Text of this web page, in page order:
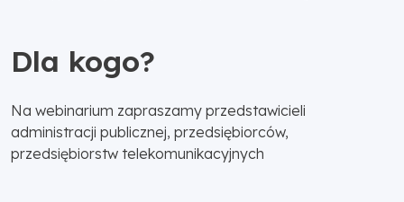
Dla kogo?
Na webinarium zapraszamy przedstawicieli
administracji publicznej, przedsiębiorców,
przedsiębiorstw telekomunikacyjnych